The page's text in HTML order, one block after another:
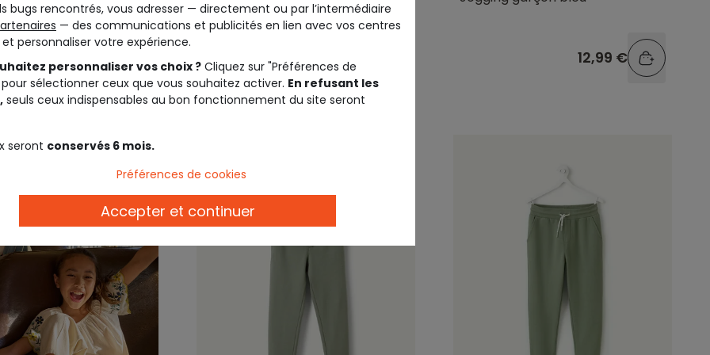
15,99 €
marine
19,99 € 12,99 €
bugs rencontrés, vous adresser — directement ou par l’intermédiaire
— des communications et publicités en lien avec vos centres
et personnaliser votre expérience.
personnaliser vos choix ? Cliquez sur "Préférences de
sélectionner ceux que vous souhaitez activer. En refusant les
seuls ceux indispensables au bon fonctionnement du site seront
seront conservés 6 mois.
Préférences de cookies
Accepter et continuer